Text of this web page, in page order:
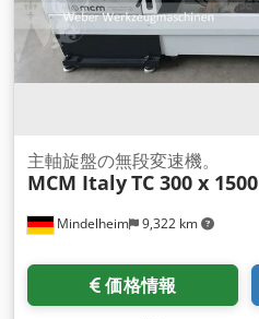
Mindelheim 9,322 km
主軸旋盤の無段変速機。
MCM ItalyTC 300 x 1500
価格情報